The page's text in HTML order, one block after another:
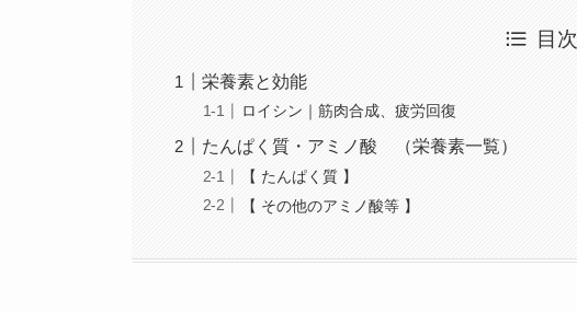
目次
栄養素と効能
ロイシン｜筋肉合成、疲労回復
たんぱく質・アミノ酸 （栄養素一覧）
【 たんぱく質 】
【 その他のアミノ酸等 】